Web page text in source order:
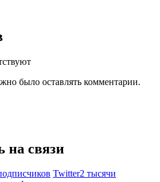
было оставлять комментарии.
на связи
Twitter2 тысячи